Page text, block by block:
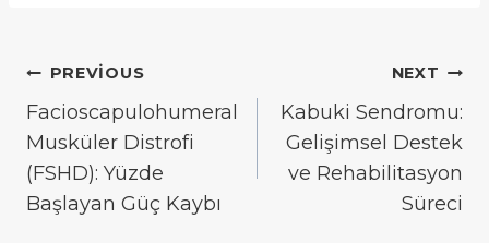
Yazı
gezinmesi
PREVIOUS
Facioscapulohumeral
Musküler Distrofi
(FSHD): Yüzde
Başlayan Güç Kaybı
NEXT
Kabuki Sendromu:
Gelişimsel Destek
ve Rehabilitasyon
Süreci